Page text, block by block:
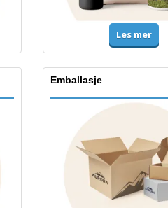
Les mer
Emballasje